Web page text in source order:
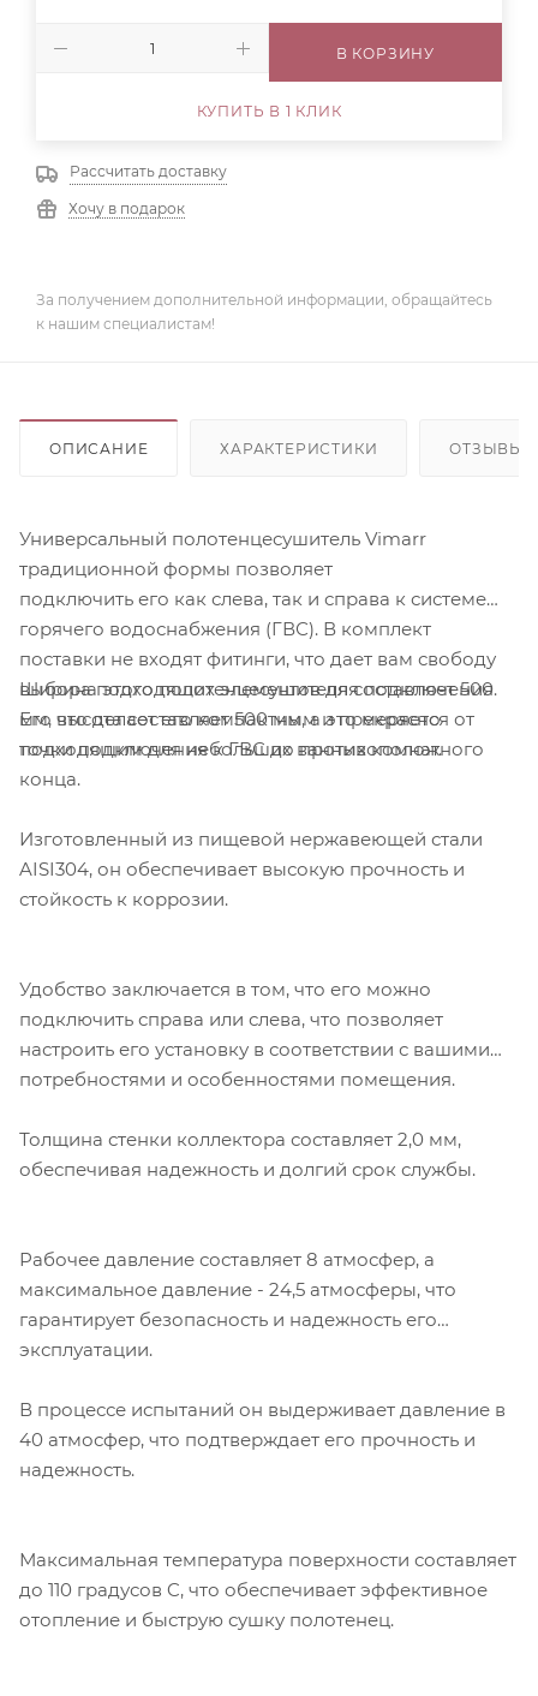
В КОРЗИНУ
КУПИТЬ В 1 КЛИК
Рассчитать доставку
Хочу в подарок
За получением дополнительной информации, обращайтесь
к нашим специалистам!
ОПИСАНИЕ ХАРАКТЕРИСТИКИ ОТЗЫВЫ
Универсальный полотенцесушитель Vimarr
традиционной формы позволяет
подключить его как слева, так и справа к системе
горячего водоснабжения (ГВС). В комплект
поставки не входят фитинги, что дает вам свободу
выбора подходящих элементов для подключения.
Его высота составляет 500 мм, а это меряется от
точки подключения к ГВС до противоположного
конца.
Ширина этого полотенцесушителя составляет 500
мм, что делает его компактным и прекрасно
подходящим для небольших ванных комнат.
Изготовленный из пищевой нержавеющей стали
AISI304, он обеспечивает высокую прочность и
стойкость к коррозии.
Удобство заключается в том, что его можно
подключить справа или слева, что позволяет
настроить его установку в соответствии с вашими
потребностями и особенностями помещения.
Толщина стенки коллектора составляет 2,0 мм,
обеспечивая надежность и долгий срок службы.
Рабочее давление составляет 8 атмосфер, а
максимальное давление - 24,5 атмосферы, что
гарантирует безопасность и надежность его
эксплуатации.
В процессе испытаний он выдерживает давление в
40 атмосфер, что подтверждает его прочность и
надежность.
Максимальная температура поверхности составляет
до 110 градусов C, что обеспечивает эффективное
отопление и быструю сушку полотенец.